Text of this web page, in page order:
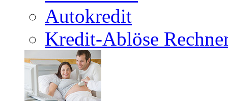
Autokredit
Kredit-Ablöse